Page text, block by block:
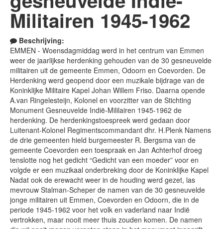
Militairen 1945-1962
Beschrijving:
EMMEN - Woensdagmiddag werd in het centrum van Emmen
weer de jaarlijkse herdenking gehouden van de 30 gesneuvelde
militairen uit de gemeente Emmen, Odoorn en Coevorden. De
Herdenking werd geopend door een muzikale bijdrage van de
Koninklijke Militaire Kapel Johan Willem Friso. Daarna opende
A.van Ringelesteijn, Kolonel en voorzitter van de Stichting
Monument Gesneuvelde Indië-Mililairen 1945-1962 de
herdenking. De herdenkingstoespreek werd gedaan door
Luitenant-Kolonel Regimentscommandant dhr. H.Plenk Namens
de drie gemeenten hield burgemeester R. Bergsma van de
gemeente Coevorden een toespraak en Jan Achterhof droeg
tenslotte nog het gedicht “Gedicht van een moeder” voor en
volgde er een muzikaal onderbreking door de Koninklijke Kapel
Nadat ook de erewacht weer in de houding werd gezet, las
mevrouw Stalman-Scheper de namen van de 30 gesneuvelde
jonge militairen uit Emmen, Coevorden en Odoorn, die in de
periode 1945-1962 voor het volk en vaderland naar Indië
vertrokken, maar nooit meer thuis zouden komen. De namen